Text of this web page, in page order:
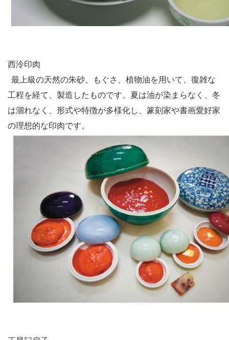
西泠印肉
最上級の天然の朱砂、もぐさ、植物油を用いて、復雑な
工程を経て、製造したものです。夏は油が染まらなく、冬
は涸れなく、形式や特徴が多様化し、篆刻家や書画愛好家
の理想的な印肉です。